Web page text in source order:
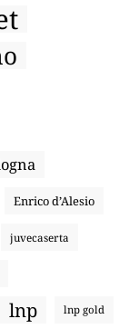
Enrico d’Alesio
juvecaserta
lnp lnp gold